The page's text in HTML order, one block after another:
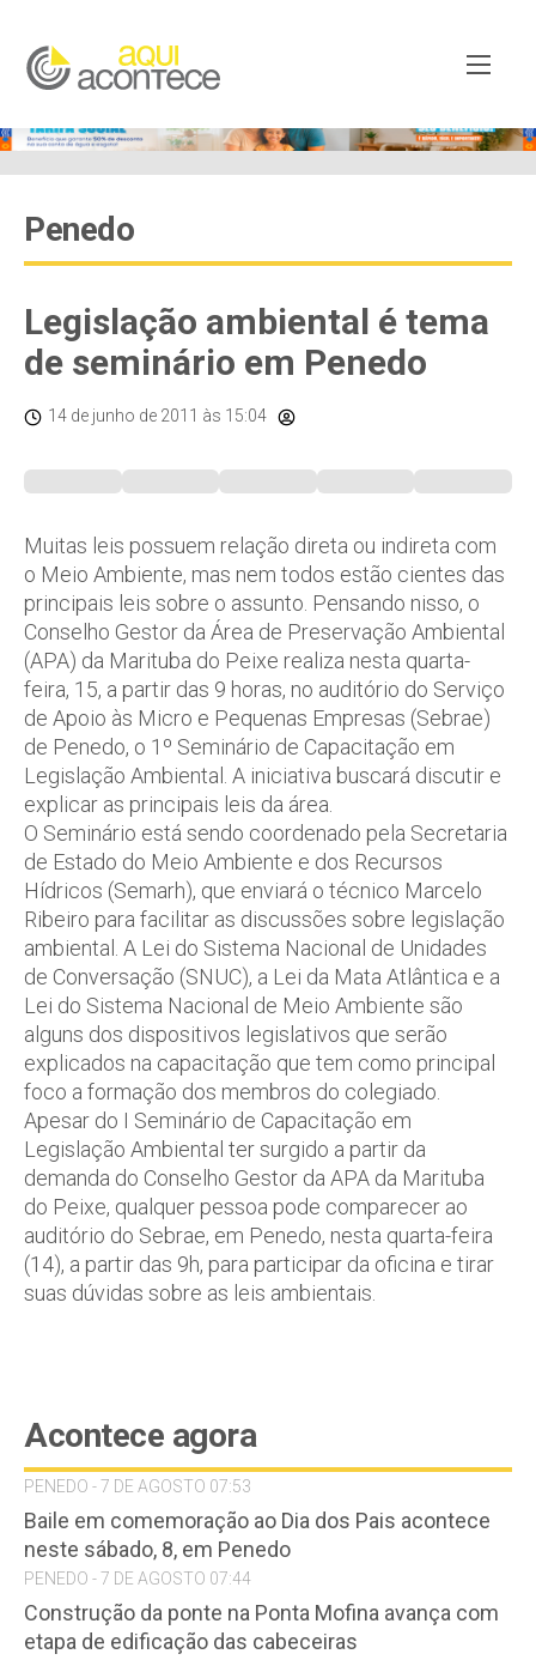
Penedo
Legislação ambiental é tema
de seminário em Penedo
14 de junho de 2011 às 15:04
Muitas leis possuem relação direta ou indireta com
o Meio Ambiente, mas nem todos estão cientes das
principais leis sobre o assunto. Pensando nisso, o
Conselho Gestor da Área de Preservação Ambiental
(APA) da Marituba do Peixe realiza nesta quarta-
feira, 15, a partir das 9 horas, no auditório do Serviço
de Apoio às Micro e Pequenas Empresas (Sebrae)
de Penedo, o 1º Seminário de Capacitação em
Legislação Ambiental. A iniciativa buscará discutir e
explicar as principais leis da área.
O Seminário está sendo coordenado pela Secretaria
de Estado do Meio Ambiente e dos Recursos
Hídricos (Semarh), que enviará o técnico Marcelo
Ribeiro para facilitar as discussões sobre legislação
ambiental. A Lei do Sistema Nacional de Unidades
de Conversação (SNUC), a Lei da Mata Atlântica e a
Lei do Sistema Nacional de Meio Ambiente são
alguns dos dispositivos legislativos que serão
explicados na capacitação que tem como principal
foco a formação dos membros do colegiado.
Apesar do I Seminário de Capacitação em
Legislação Ambiental ter surgido a partir da
demanda do Conselho Gestor da APA da Marituba
do Peixe, qualquer pessoa pode comparecer ao
auditório do Sebrae, em Penedo, nesta quarta-feira
(14), a partir das 9h, para participar da oficina e tirar
suas dúvidas sobre as leis ambientais.
Acontece agora
PENEDO - 7 DE AGOSTO 07:53
Baile em comemoração ao Dia dos Pais acontece
neste sábado, 8, em Penedo
PENEDO - 7 DE AGOSTO 07:44
Construção da ponte na Ponta Mofina avança com
etapa de edificação das cabeceiras